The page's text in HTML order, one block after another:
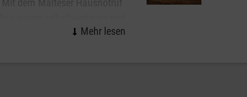
dem Malteser Hausnotruf
Das kleine, handliche
zum Malteser